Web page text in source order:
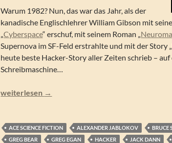
Warum 1982? Nun, das war das Jahr, als der
kanadische Englischlehrer William Gibson mit
„Cyberspace“ erschuf, mit seinem Roman „
Supernova im SF-Feld erstrahlte und mit der Story
heute beste Hacker-Story aller Zeiten schrieb –
Schreibmaschine…
Jack Dann & Gardner Dozois (Hg.) – Hackers.
weiterlesen →
ACE SCIENCE FICTION ALEXANDER JABLOKOV BRUCE
GREG BEAR
GREG EGAN HACKER JACK DANN